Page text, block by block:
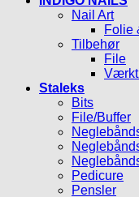
Nail Art
Folie
Tilbehør
File
Staleks
Bits
File/Buffer
Pedicure
Pensler